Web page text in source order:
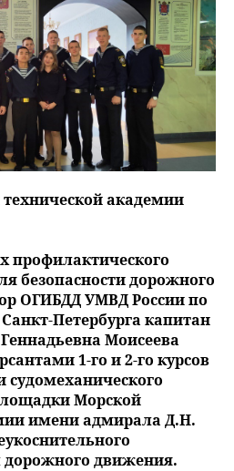
академии
профилактического
безопасности дорожного
ОГИБДД УМВД России по
Петербурга капитан
Моисеева
1-го и 2-го курсов
судомеханического
Морской
имени адмирала Д.Н.
движения.